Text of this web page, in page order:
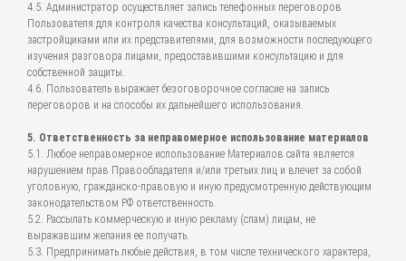
4.5. Администратор осуществляет запись телефонных переговоров
Пользователя для контроля качества консультаций, оказываемых
застройщиками или их представителями, для возможности последующего
изучения разговора лицами, предоставившими консультацию и для
собственной защиты.
4.6. Пользователь выражает безоговорочное согласие на запись
переговоров и на способы их дальнейшего использования.
5. Ответственность за неправомерное использование материалов
5.1. Любое неправомерное использование Материалов сайта является
нарушением прав Правообладателя и/или третьих лиц и влечет за собой
уголовную, гражданско-правовую и иную предусмотренную действующим
законодательством РФ ответственность.
5.2. Рассылать коммерческую и иную рекламу (спам) лицам, не
выражавшим желания ее получать.
5.3. Предпринимать любые действия, в том числе технического характера,